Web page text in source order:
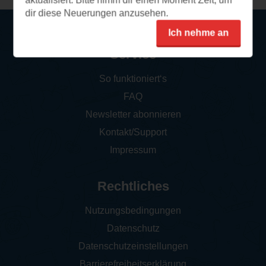
dir diese Neuerungen anzusehen.
Ich nehme an
Service
So funktioniert‘s
FAQ
Newsletter abonnieren
Kontakt/Support
Impressum
Rechtliches
Nutzungsbedingungen
Datenschutz
Datenschutzeinstellungen